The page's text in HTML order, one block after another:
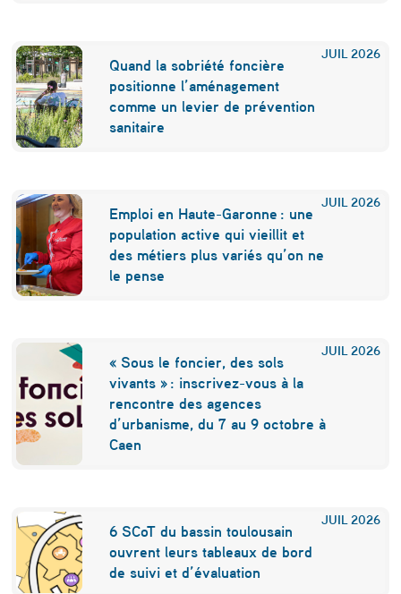
r
e
E
x
e
l
l
e
e
:
l
s
c
h
JUIL 2026
Quand la sobriété foncière
positionne l’aménagement
comme un levier de prévention
sanitaire
JUIL 2026
Emploi en Haute-Garonne : une
population active qui vieillit et
des métiers plus variés qu’on ne
le pense
JUIL 2026
« Sous le foncier, des sols
vivants » : inscrivez-vous à la
rencontre des agences
d’urbanisme, du 7 au 9 octobre à
Caen
JUIL 2026
6 SCoT du bassin toulousain
ouvrent leurs tableaux de bord
de suivi et d’évaluation